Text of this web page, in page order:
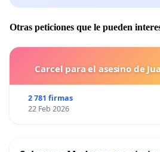
Otras peticiones que le pueden
Carcel para el asesino de
2 781 firmas
22 Feb 2026